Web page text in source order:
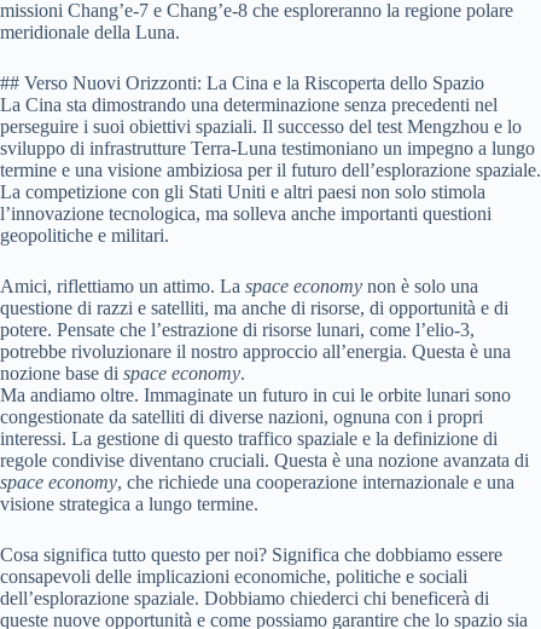
missioni Chang’e-7 e Chang’e-8 che esploreranno la regione polare
meridionale della Luna.
## Verso Nuovi Orizzonti: La Cina e la Riscoperta dello Spazio
La Cina sta dimostrando una determinazione senza precedenti nel
perseguire i suoi obiettivi spaziali. Il successo del test Mengzhou e lo
sviluppo di infrastrutture Terra-Luna testimoniano un impegno a lungo
termine e una visione ambiziosa per il futuro dell’esplorazione spaziale.
La competizione con gli Stati Uniti e altri paesi non solo stimola
l’innovazione tecnologica, ma solleva anche importanti questioni
geopolitiche e militari.
Amici, riflettiamo un attimo. La space economy non è solo una
questione di razzi e satelliti, ma anche di risorse, di opportunità e di
potere. Pensate che l’estrazione di risorse lunari, come l’elio-3,
potrebbe rivoluzionare il nostro approccio all’energia. Questa è una
nozione base di space economy.
Ma andiamo oltre. Immaginate un futuro in cui le orbite lunari sono
congestionate da satelliti di diverse nazioni, ognuna con i propri
interessi. La gestione di questo traffico spaziale e la definizione di
regole condivise diventano cruciali. Questa è una nozione avanzata di
space economy, che richiede una cooperazione internazionale e una
visione strategica a lungo termine.
Cosa significa tutto questo per noi? Significa che dobbiamo essere
consapevoli delle implicazioni economiche, politiche e sociali
dell’esplorazione spaziale. Dobbiamo chiederci chi beneficerà di
queste nuove opportunità e come possiamo garantire che lo spazio sia